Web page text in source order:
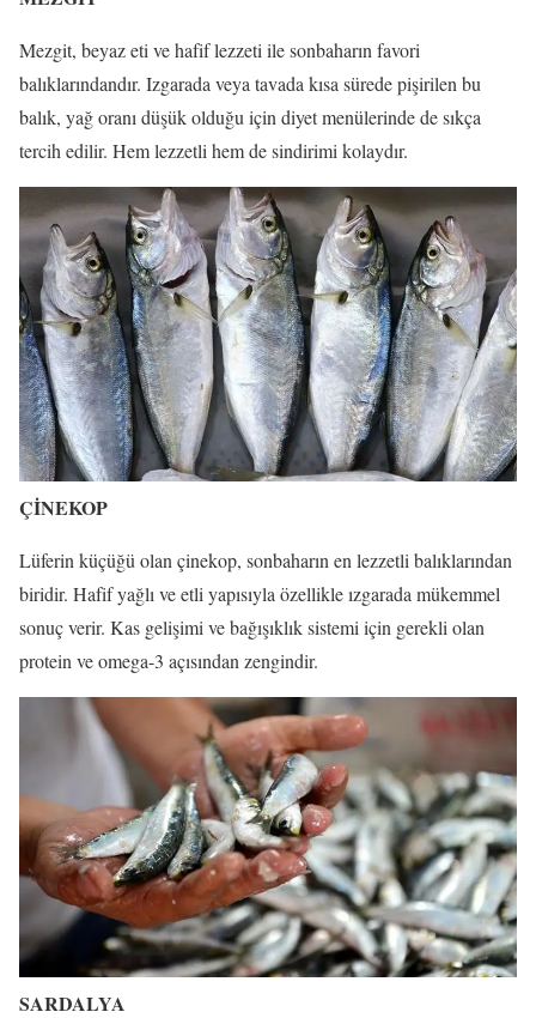
Mezgit, beyaz eti ve hafif lezzeti ile sonbaharın favori
balıklarındandır. Izgarada veya tavada kısa sürede pişirilen bu
balık, yağ oranı düşük olduğu için diyet menülerinde de sıkça
tercih edilir. Hem lezzetli hem de sindirimi kolaydır.
ÇİNEKOP
Lüferin küçüğü olan çinekop, sonbaharın en lezzetli balıklarından
biridir. Hafif yağlı ve etli yapısıyla özellikle ızgarada mükemmel
sonuç verir. Kas gelişimi ve bağışıklık sistemi için gerekli olan
protein ve omega-3 açısından zengindir.
SARDALYA